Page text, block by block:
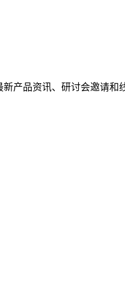
产品资讯、研讨会邀请和